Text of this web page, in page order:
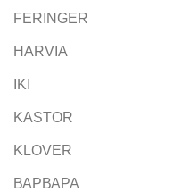
FERINGER
HARVIA
IKI
KASTOR
KLOVER
ВАРВАРА